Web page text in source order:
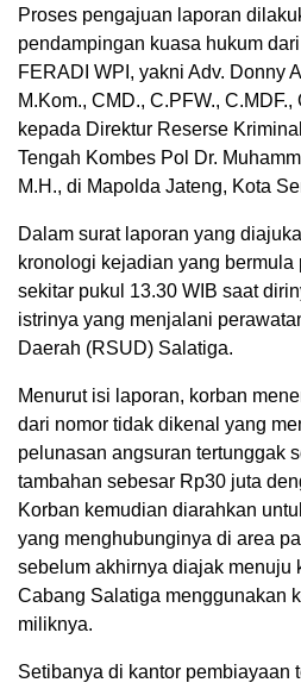
Proses pengajuan laporan
pendampingan kuasa hukum
FERADI WPI, yakni Adv. Donny
M.Kom., CMD., C.PFW.,
kepada Direktur Reserse
Tengah Kombes Pol Dr.
M.H., di Mapolda Jateng, Kota
Dalam surat laporan yang
kronologi kejadian yang
sekitar pukul 13.30 WIB saat
istrinya yang menjalani
Daerah (RSUD) Salatiga.
Menurut isi laporan, korban
dari nomor tidak dikenal yang
pelunasan angsuran tertunggak
tambahan sebesar Rp30 juta
Korban kemudian diarahkan
yang menghubunginya di area
sebelum akhirnya diajak menuju
Cabang Salatiga menggunakan
miliknya.
Setibanya di kantor pembiayaan